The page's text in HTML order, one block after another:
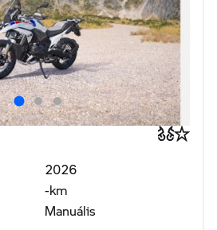
2026
-km
Manuális